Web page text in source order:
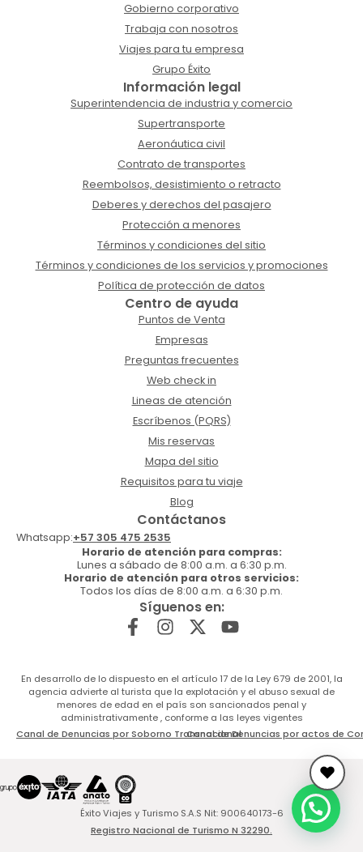
Gobierno corporativo
Trabaja con nosotros
Viajes para tu empresa
Grupo Éxito
Información legal
Superintendencia de industria y comercio
Supertransporte
Aeronáutica civil
Contrato de transportes
Reembolsos, desistimiento o retracto
Deberes y derechos del pasajero
Protección a menores
Términos y condiciones del sitio
Términos y condiciones de los servicios y promociones
Política de protección de datos
Centro de ayuda
Puntos de Venta
Empresas
Preguntas frecuentes
Web check in
Lineas de atención
Escríbenos (PQRS)
Mis reservas
Mapa del sitio
Requisitos para tu viaje
Blog
Contáctanos
Whatsapp:+57 305 475 2535
Horario de atención para compras:
Lunes a sábado de 8:00 a.m. a 6:30 p.m.
Horario de atención para otros servicios:
Todos los días de 8:00 a.m. a 6:30 p.m.
Síguenos en:
En desarrollo de lo dispuesto en el artículo 17 de la Ley 679 de 2001, la
agencia advierte al turista que la explotación y el abuso sexual de
menores de edad en el país son sancionados penal y
administrativamente , conforme a las leyes vigentes
Canal de Denuncias por Soborno TransnacionalCanal de Denuncias por actos de
Éxito Viajes y Turismo S.A.S Nit: 900640173-6
Registro Nacional de Turismo N 32290.